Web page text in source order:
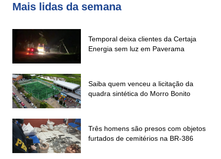
Mais lidas da semana
Temporal deixa clientes da Certaja
Energia sem luz em Paverama
Saiba quem venceu a licitação da
quadra sintética do Morro Bonito
Três homens são presos com objetos
furtados de cemitérios na BR-386